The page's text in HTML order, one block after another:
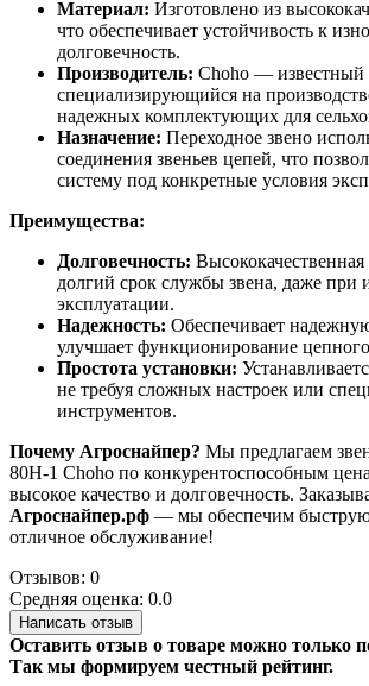
Материал: Изготовлено из
что обеспечивает устойчивость к
долговечность.
Производитель: Choho — известный
специализирующийся на
надежных комплектующих для
Назначение: Переходное звено
соединения звеньев цепей, что
систему под конкретные условия
Преимущества:
Долговечность: Высококачественная
долгий срок службы звена, даже при
эксплуатации.
Надежность: Обеспечивает
улучшает функционирование
Простота установки:
не требуя сложных настроек или
инструментов.
Почему Агроснайпер? Мы предлагаем
80H-1 Choho по конкурентоспособным
высокое качество и долговечность.
Агроснайпер.рф — мы обеспечим быструю
отличное обслуживание!
Отзывов: 0
Средняя оценка: 0.0
Написать отзыв
Оставить отзыв о товаре можно только
Так мы формируем честный рейтинг.